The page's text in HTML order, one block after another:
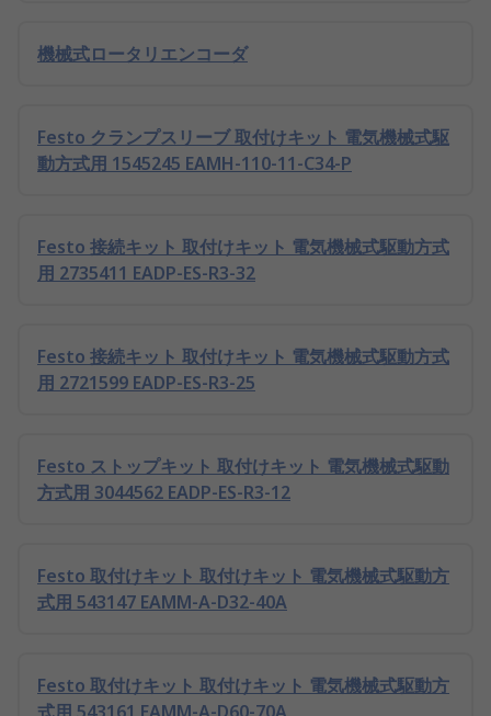
機械式ロータリエンコーダ
Festo クランプスリーブ 取付けキット 電気機械式駆
動方式用 1545245 EAMH-110-11-C34-P
Festo 接続キット 取付けキット 電気機械式駆動方式
用 2735411 EADP-ES-R3-32
Festo 接続キット 取付けキット 電気機械式駆動方式
用 2721599 EADP-ES-R3-25
Festo ストップキット 取付けキット 電気機械式駆動
方式用 3044562 EADP-ES-R3-12
Festo 取付けキット 取付けキット 電気機械式駆動方
式用 543147 EAMM-A-D32-40A
Festo 取付けキット 取付けキット 電気機械式駆動方